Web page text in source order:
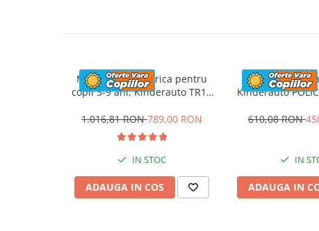
Comutator pentru schimbare
Produsul include
INCARCATOR
Sistem de iluminatcu
Greutate total admisa
Produs recomanda pentru copil
Dimensiunile produsul montat
Benficiati deGARANTIE
TransportGRATUIT
Motocicleta electrica pentru
copii 3-9 ani, Kinderauto TR15
albastra
1.016,81 RON789,00 RON
IN STOC
ADAUGA IN COS
Motocicleta
Kinderauto
culoare
610,08 RON
IN
ADAUGA IN